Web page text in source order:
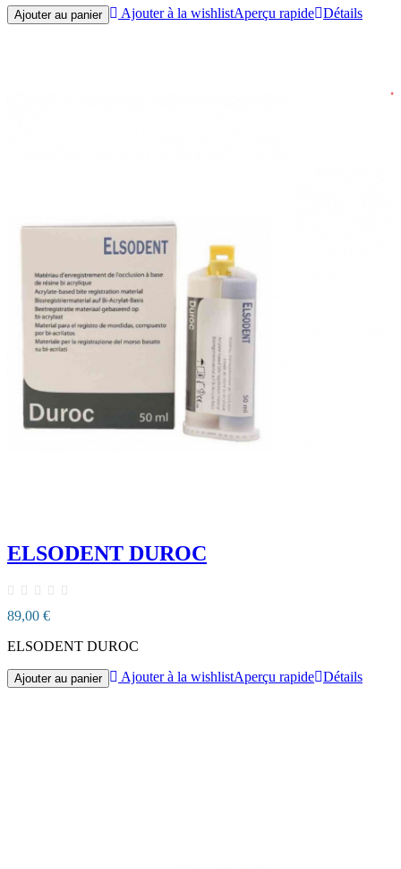
Ajouter au panier Ajouter à la wishlistAperçu rapide Détails
ELSODENT DUROC
89,00 €
ELSODENT DUROC
Ajouter au panier Ajouter à la wishlistAperçu rapide Détails